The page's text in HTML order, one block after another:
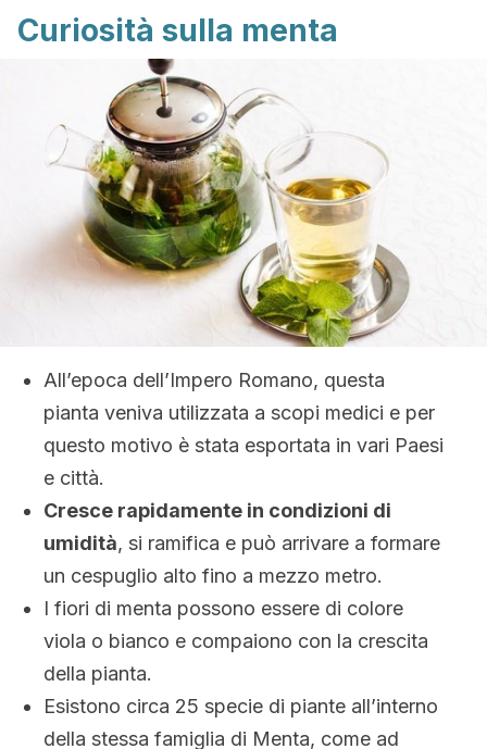
Curiosità sulla menta
All’epoca dell’Impero Romano, questa
pianta veniva utilizzata a scopi medici e per
questo motivo è stata esportata in vari Paesi
e città.
Cresce rapidamente in condizioni di
umidità, si ramifica e può arrivare a formare
un cespuglio alto fino a mezzo metro.
I fiori di menta possono essere di colore
viola o bianco e compaiono con la crescita
della pianta.
Esistono circa 25 specie di piante all’interno
della stessa famiglia di Menta, come ad